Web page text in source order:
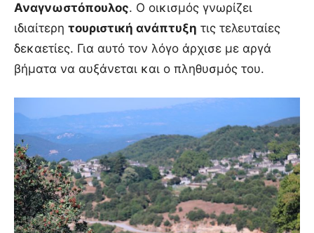
Αναγνωστόπουλος. Ο οικισμός γνωρίζει
ιδιαίτερη τουριστική ανάπτυξη τις τελευταίες
δεκαετίες. Για αυτό τον λόγο άρχισε με αργά
βήματα να αυξάνεται και ο πληθυσμός του.